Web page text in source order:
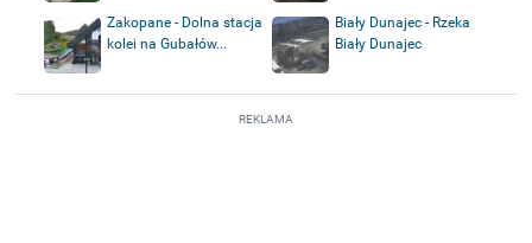
Zakopane - Dolna stacja
kolei na Gubałów...
Biały Dunajec - Rzeka
Biały Dunajec
REKLAMA